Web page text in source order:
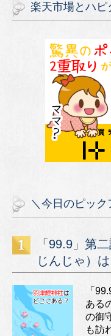
楽天市場とハピ
＼今日のピック
「99.9」第
じんじゃ）
「
ある
の御
も訪